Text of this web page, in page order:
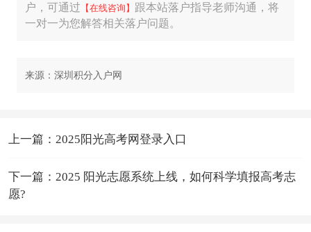
户，可通过 【在线咨询】 跟本站落户指导老师沟通，将
一对一为您解答相关落户问题。
来源：深圳积分入户网
上一篇：2025阳光高考网登录入口
下一篇：2025 阳光志愿系统上线，如何科学填报高考志
愿?